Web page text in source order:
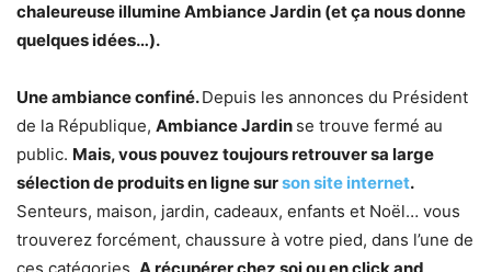
chaleureuse illumine Ambiance Jardin (et ça nous donne
quelques idées…).
Une ambiance confiné.Depuis les annonces du Président
de la République, Ambiance Jardin se trouve fermé au
public. Mais, vous pouvez toujours retrouver sa large
sélection de produits en ligne surson site internet.
Senteurs, maison, jardin, cadeaux, enfants et Noël… vous
trouverez forcément, chaussure à votre pied, dans l’une de